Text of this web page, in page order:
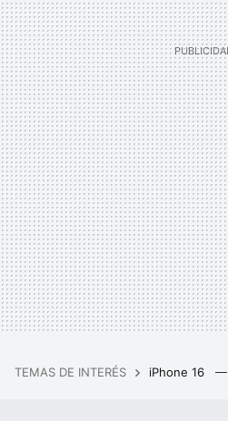
TEMAS DE INTERÉS iPhone 16